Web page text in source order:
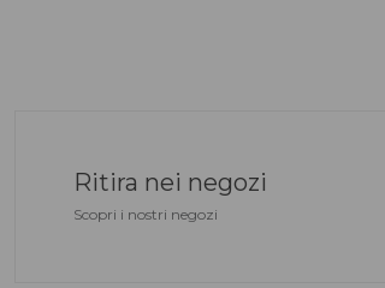
Ritira nei negozi
Scopri i nostri negozi